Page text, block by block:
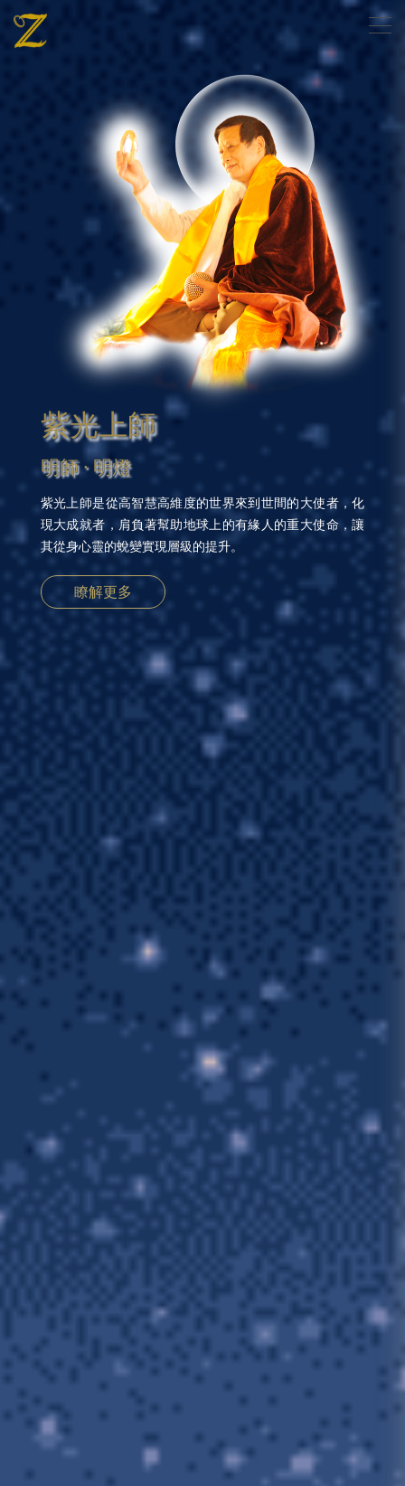
紫光上師
明師 · 明燈
紫光上師是從高智慧高維度的世界來到世間的大使者，化
現大成就者，肩負著幫助地球上的有緣人的重大使命，讓
其從身心靈的蛻變實現層級的提升。
瞭解更多